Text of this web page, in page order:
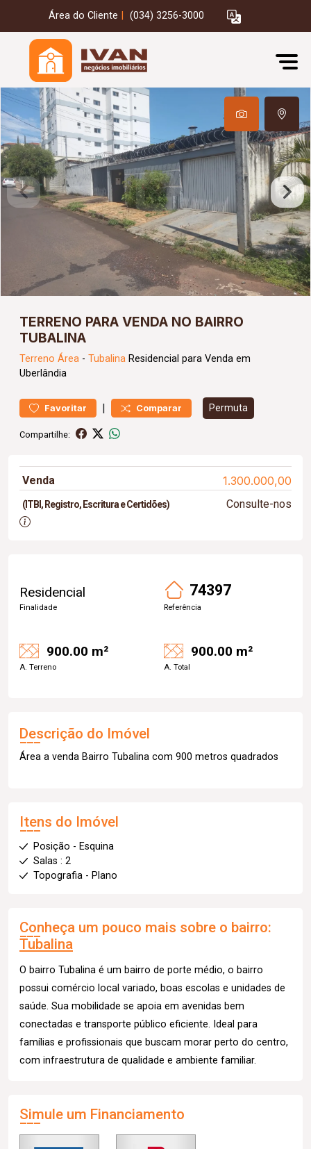
Área do Cliente (034) 3256-3000
TERRENO PARA VENDA NO BAIRRO
TUBALINA
Terreno Área - Tubalina Residencial para Venda em
Uberlândia
Favoritar | Comparar Permuta
Compartilhe:
Venda 1.300.000,00
(ITBI, Registro, Escritura e Certidões) Consulte-nos
Residencial
Finalidade
74397
Referência
900.00 m²
A. Terreno
900.00 m²
A. Total
Descrição do Imóvel
Área a venda Bairro Tubalina com 900 metros quadrados
Itens do Imóvel
Posição - Esquina
Salas : 2
Topografia - Plano
Conheça um pouco mais sobre o bairro:
Tubalina
O bairro Tubalina é um bairro de porte médio, o bairro
possui comércio local variado, boas escolas e unidades de
saúde. Sua mobilidade se apoia em avenidas bem
conectadas e transporte público eficiente. Ideal para
famílias e profissionais que buscam morar perto do centro,
com infraestrutura de qualidade e ambiente familiar.
Simule um Financiamento